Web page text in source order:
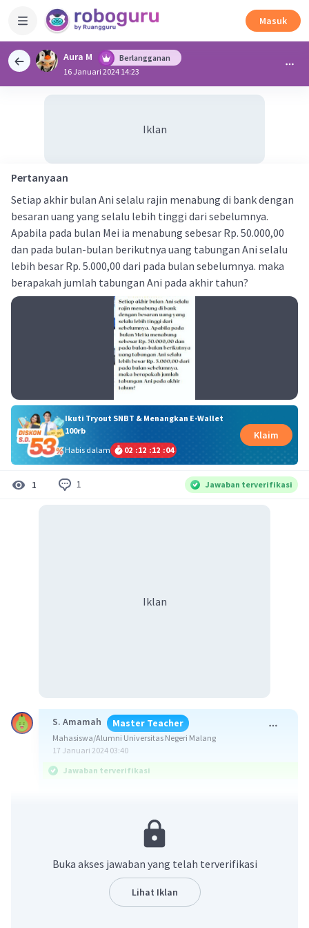
Masuk
Aura M
Berlangganan
16 Januari 2024 14:23
Iklan
Pertanyaan
Setiap akhir bulan Ani selalu rajin menabung di bank dengan
besaran uang yang selalu lebih tinggi dari sebelumnya.
Apabila pada bulan Mei ia menabung sebesar Rp. 50.000,00
dan pada bulan-bulan berikutnya uang tabungan Ani selalu
lebih besar Rp. 5.000,00 dari pada bulan sebelumnya. maka
berapakah jumlah tabungan Ani pada akhir tahun?
Ikuti Tryout SNBT & Menangkan E-Wallet
100rb
Habis dalam
02 :12 :12 :04
Klaim
1 1 Jawaban terverifikasi
Iklan
S. Amamah Master Teacher
Mahasiswa/Alumni Universitas Negeri Malang
17 Januari 2024 03:40
Jawaban terverifikasi
dimana:
a: suku pertama
Buka akses jawaban yang telah terverifikasi
Lihat Iklan